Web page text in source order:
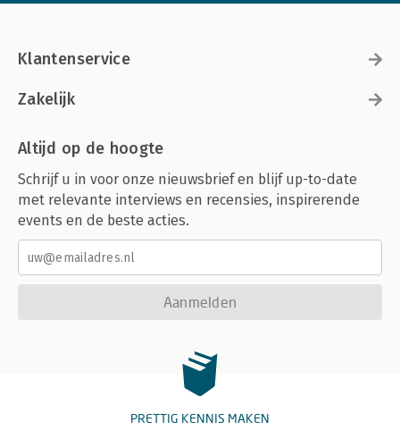
Klantenservice
Zakelijk
Altijd op de hoogte
Schrijf u in voor onze nieuwsbrief en blijf up-to-date
met relevante interviews en recensies, inspirerende
events en de beste acties.
Aanmelden
PRETTIG KENNIS MAKEN